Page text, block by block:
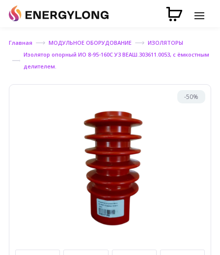
Главная МОДУЛЬНОЕ ОБОРУДОВАНИЕ
ИЗОЛЯТОРЫ
Изолятор опорный ИО 8-95-160С У3 ВЕАШ.303611.0053, с ёмкостным
делителем.
-50%